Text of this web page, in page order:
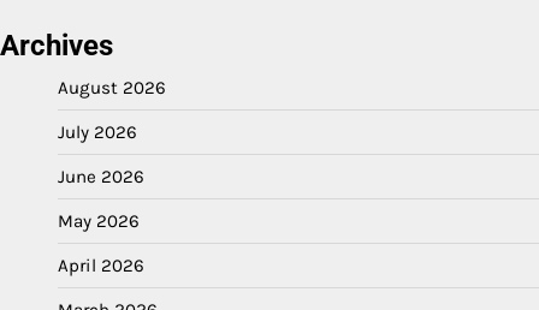
Archives
August 2026
July 2026
June 2026
May 2026
April 2026